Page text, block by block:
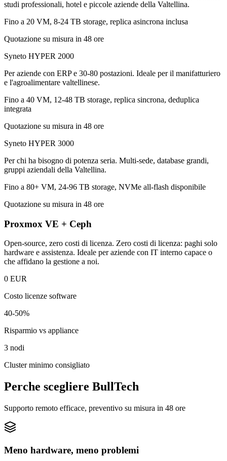
studi professionali, hotel e piccole aziende della Valtellina.
Fino a 20 VM, 8-24 TB storage, replica asincrona inclusa
Quotazione su misura in 48 ore
Syneto HYPER 2000
Per aziende con ERP e 30-80 postazioni. Ideale per il manifatturiero
e l'agroalimentare valtellinese.
Fino a 40 VM, 12-48 TB storage, replica sincrona, deduplica
integrata
Quotazione su misura in 48 ore
Syneto HYPER 3000
Per chi ha bisogno di potenza seria. Multi-sede, database grandi,
gruppi aziendali della Valtellina.
Fino a 80+ VM, 24-96 TB storage, NVMe all-flash disponibile
Quotazione su misura in 48 ore
Proxmox VE + Ceph
Open-source, zero costi di licenza. Zero costi di licenza: paghi solo
hardware e assistenza. Ideale per aziende con IT interno capace o
che affidano la gestione a noi.
0 EUR
Costo licenze software
40-50%
Risparmio vs appliance
3 nodi
Cluster minimo consigliato
Perche scegliere BullTech
Supporto remoto efficace, preventivo su misura in 48 ore
Meno hardware, meno problemi